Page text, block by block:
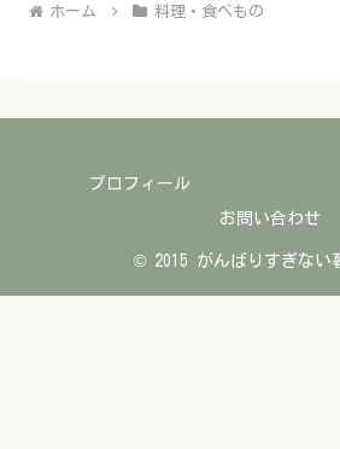
ホーム 料理・食べもの
プロフィール
お問い合わせ
© 2015 がんばりすぎない